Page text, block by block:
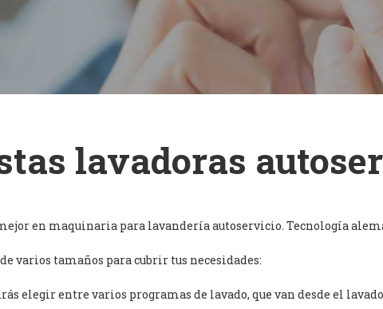
lavadoras
en maquinaria para lavandería autoservicio. Tecnología
varios tamaños para cubrir tus necesidades:
elegir entre varios programas de lavado, que van desde el